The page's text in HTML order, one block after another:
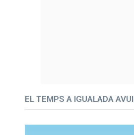
EL TEMPS A IGUALADA AVUI